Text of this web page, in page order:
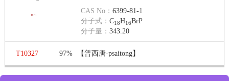
CAS No：6399-81-1
分子式：C18H16BrP
分子量：343.20
T10327 97% 【普西唐-psaitong】